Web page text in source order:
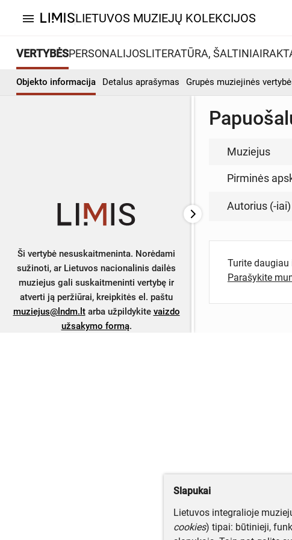
menu LIETUVOS MUZIEJŲ KOLEKCIJOS
VERTYBĖSPERSONALIJOSLITERATŪRA, ŠALTINIAI
Objekto informacija Detalus aprašymas Grupės muziejinės
Ši vertybė nesuskaitmeninta. Norėdami
sužinoti, ar Lietuvos nacionalinis dailės
muziejus gali suskaitmeninti vertybę ir
atverti ją peržiūrai, kreipkitės el. paštu
muziejus@lndm.ltarba užpildykite vaizdo
užsakymo formą.
Muziejus
Pirminės
Autorius (-iai)
Turite
Parašykite
Slapukai
Lietuvos integralioje
cookies) tipai: būtinieji,